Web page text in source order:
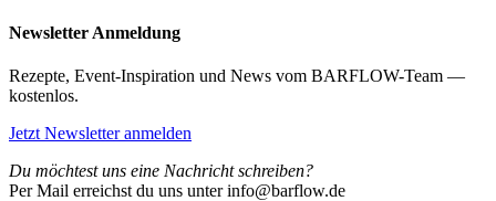
Newsletter Anmeldung
Rezepte, Event-Inspiration und News vom BARFLOW-Team —
kostenlos.
Jetzt Newsletter anmelden
Du möchtest uns eine Nachricht schreiben?
Per Mail erreichst du uns unter info@barflow.de